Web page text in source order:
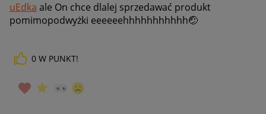
uEdka ale On chce dlalej sprzedawać produkt
pomimopodwyżki eeeeeehhhhhhhhhhh🤕
0 W PUNKT!